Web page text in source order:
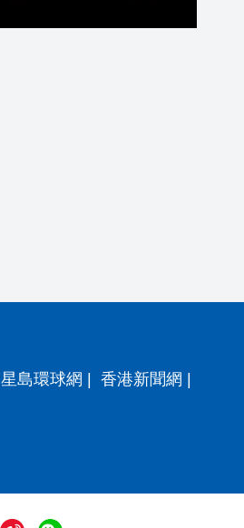
星島環球網 香港新聞網